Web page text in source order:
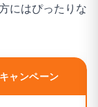
にはぴったりな
ャンペーン